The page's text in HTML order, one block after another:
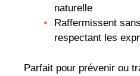
naturelle
Raffermissent
respectant les
Parfait pour prévenir ou